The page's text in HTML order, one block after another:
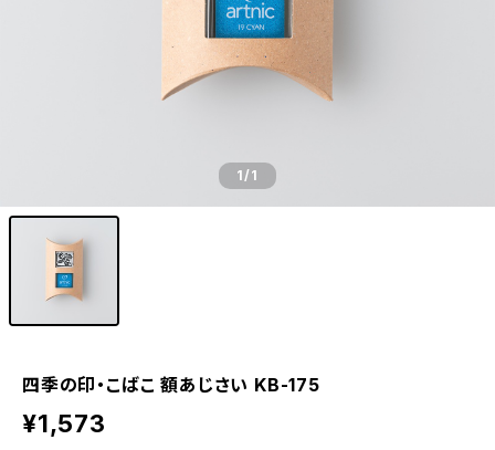
1/1
四季の印・こばこ 額あじさい KB-175
¥1,573